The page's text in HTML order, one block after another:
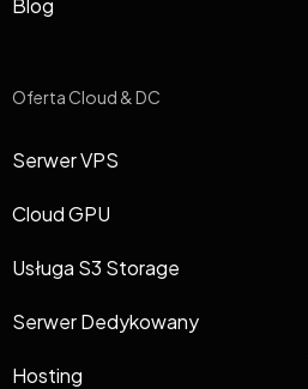
Blog
Oferta Cloud & DC
Serwer VPS
Cloud GPU
Usługa S3 Storage
Serwer Dedykowany
Hosting